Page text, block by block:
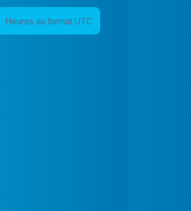
Heures au format UTC